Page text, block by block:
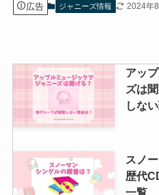
広告 ジャニーズ情報 2024年
アッ
ズは
しな
スノ
歴代
一覧